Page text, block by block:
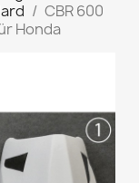
CBR 600
Honda